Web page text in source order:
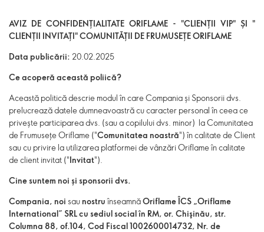
AVIZ DE CONFIDENȚIALITATE ORIFLAME - "CLIENȚII VIP" ȘI "
CLIENȚII INVITAȚI" COMUNITĂȚII DE FRUMUSEȚE ORIFLAME
Data publicării: 20.02.2025
Ce acoperă această poliică?
Această politică descrie modul în care Compania și Sponsorii dvs.
prelucrează datele dumneavoastră cu caracter personal în ceea ce
privește participarea dvs. (sau a copilului dvs. minor) la Comunitatea
de Frumusețe Oriflame ("Comunitatea noastră") în calitate de Client
sau cu privire la utilizarea platformei de vânzări Oriflame în calitate
de client invitat ("Invitat").
Cine suntem noi și sponsorii dvs.
Compania, noi saunostruînseamnăOriflame ÎCS „Oriflame
International” SRL cu sediul social în RM, or. Chişinău, str.
Columna 88, of.104, Cod Fiscal 1002600014732, Nr. de